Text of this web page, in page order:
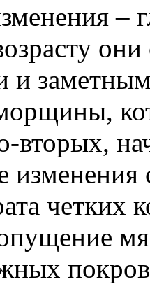
–
они
вторых,
четких